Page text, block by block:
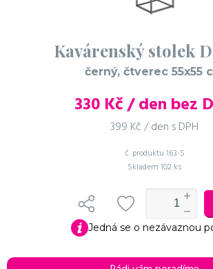
Kavárenský stolek
černý, čtverec 55x55
330Kč / den bez
399 Kč / den s DPH
č. produktu 163-S
Skladem 102 ks
Jedná se o nezávaznou